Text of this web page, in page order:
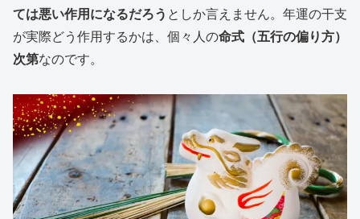
ては悪い作用になるだろう としか言えません。年運の干支
が実際どう作用するかは、個々人の命式（五行の偏り方）
次第なのです。